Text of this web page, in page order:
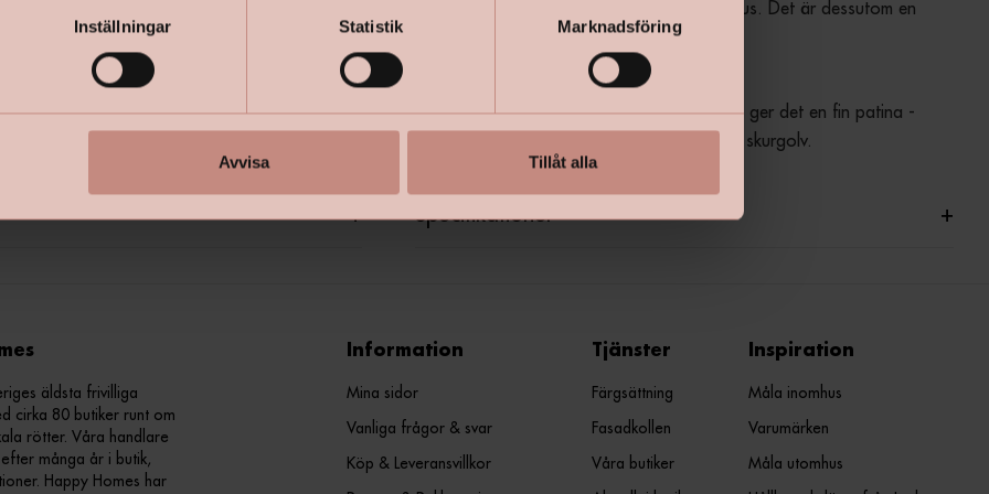
Inställningar Statistik Marknadsföring
Avvisa Tillåt alla
för en skonsam rengöring inom- och utomhus. Det är dessutom en
naturlig och miljövänlig produkt.
Med tiden bleker såpan obehandlat trä och ger det en fin patina -
perfekt för dig som är ute efter ett klassiskt skurgolv.
+ Specifikationer +
äldsta frivilliga
cirka 80 butiker runt om
rötter. Våra handlare
många år i butik,
Happy Homes har
Information
Mina sidor
Vanliga frågor & svar
Köp & Leveransvillkor
Tjänster
Färgsättning
Fasadkollen
Våra butiker
Inspiration
Måla inomhus
Varumärken
Måla utomhus